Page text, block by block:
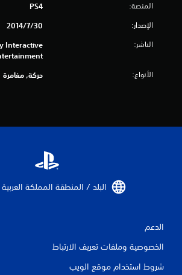
المنصة: PS4
الإصدار: 30‏/7‏/2014
الناشر:
Interactive
الأنواع: حركة, مغامرة
البلد / المنطقة المملكة
الدعم
الخصوصية وملفات تعريف الارتباط
شروط استخدام موقع الويب